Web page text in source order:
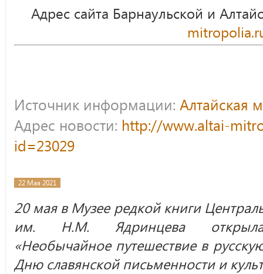
Адрес сайта Барнаульской и
Источник информации: Алтайская
Адрес новости: http://www.altai-
id=23029
22 Мая 2021
20 мая в Музее редкой книги
им. Н.М. Ядринцева
«Необычайное путешествие в
Дню славянской письменности и